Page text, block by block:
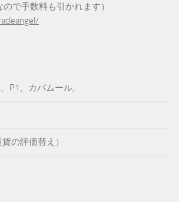
で手数料も引かれます）
P1、カバムール,
貨の評価替え）